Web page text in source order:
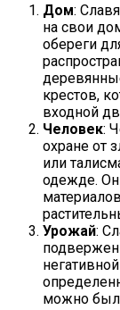
Дом:
на свои
обереги
крестов,
входной
Человек:
охране от
или
одежде.
Урожай:
можно